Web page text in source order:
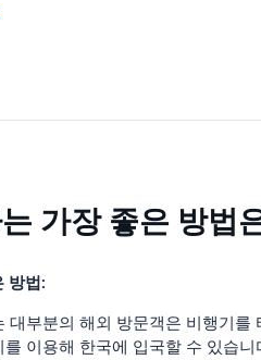
가장 좋은 방법
방법:
대부분의 해외 방문객은 비행기를
이용해 한국에 입국할 수 있습니